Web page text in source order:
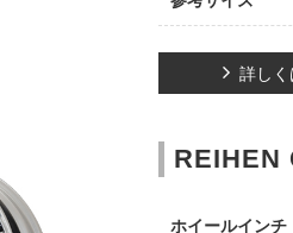
詳しく
REIHEN
ホイールインチ